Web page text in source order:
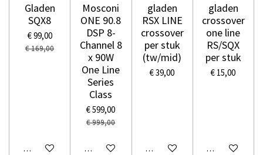
Gladen
SQX8
€ 99,00
€ 169,00
In winkelwagen
Mosconi
ONE 90.8
DSP 8-
Channel 8
x 90W
One Line
Series
Class
€ 599,00
€ 999,00
In winkelwagen
gladen
RSX LINE
crossover
per stuk
(tw/mid)
€ 39,00
In winkelwagen
gladen
crossover
one line
RS/SQX
per stuk
€ 15,00
In winkelwagen